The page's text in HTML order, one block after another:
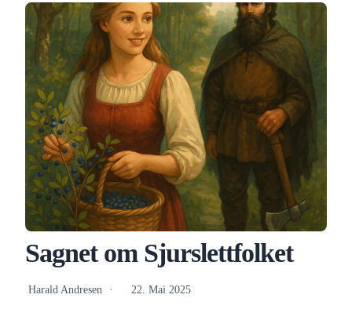
Sagnet om Sjurslettfolket
Harald Andresen 22. Mai 2025